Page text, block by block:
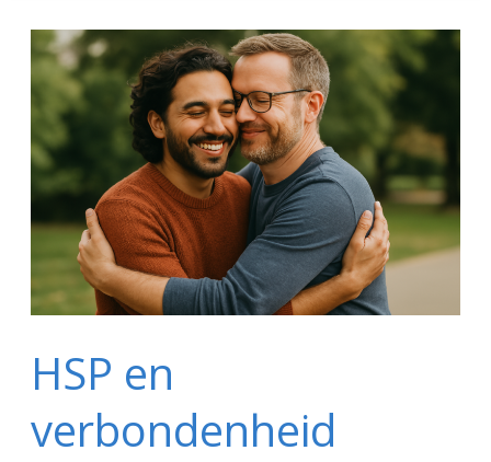
HSP en
verbondenheid
HSP
en
verbondenheid